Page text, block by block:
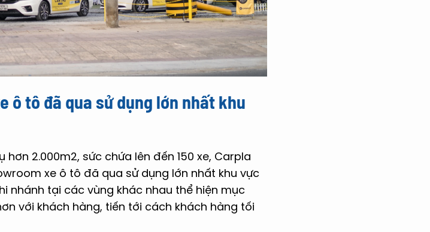
ô tô đã qua sử dụng lớn nhất khu
2.000m2, sức chứa lên đến 150 xe, Carpla
xe ô tô đã qua sử dụng lớn nhất khu vực
nhánh tại các vùng khác nhau thể hiện mục
với khách hàng, tiến tới cách khách hàng tối